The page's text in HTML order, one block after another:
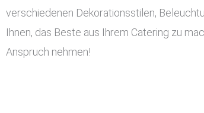
verschiedenen Dekorationsstilen,
Ihnen, das Beste aus Ihrem Catering zu
Anspruch nehmen!